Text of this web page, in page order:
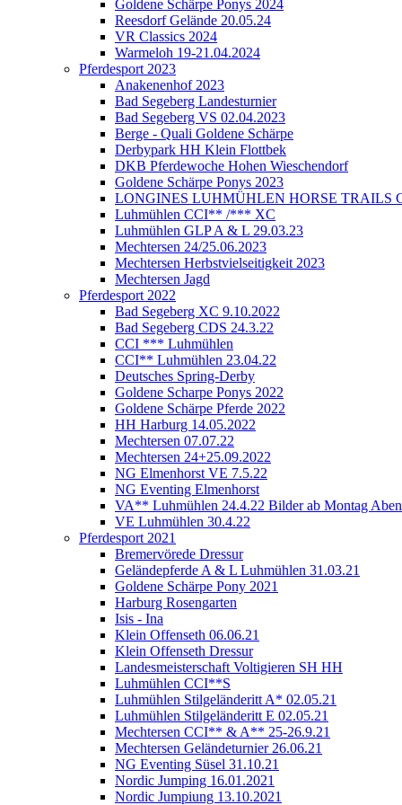
Goldene Schärpe Ponys 2024
Reesdorf Gelände 20.05.24
VR Classics 2024
Warmeloh 19-21.04.2024
Pferdesport 2023
Anakenenhof 2023
Bad Segeberg Landesturnier
Bad Segeberg VS 02.04.2023
Berge - Quali Goldene Schärpe
Derbypark HH Klein Flottbek
DKB Pferdewoche Hohen Wieschendorf
Goldene Schärpe Ponys 2023
LONGINES LUHMÜHLEN HORSE TRAILS
Luhmühlen CCI** /*** XC
Luhmühlen GLP A & L 29.03.23
Mechtersen 24/25.06.2023
Mechtersen Herbstvielseitigkeit 2023
Mechtersen Jagd
Pferdesport 2022
Bad Segeberg XC 9.10.2022
Bad Segeberg CDS 24.3.22
CCI *** Luhmühlen
CCI** Luhmühlen 23.04.22
Deutsches Spring-Derby
Goldene Scharpe Ponys 2022
Goldene Schärpe Pferde 2022
HH Harburg 14.05.2022
Mechtersen 07.07.22
Mechtersen 24+25.09.2022
NG Elmenhorst VE 7.5.22
NG Eventing Elmenhorst
VA** Luhmühlen 24.4.22 Bilder ab Montag
VE Luhmühlen 30.4.22
Pferdesport 2021
Bremervörede Dressur
Geländepferde A & L Luhmühlen 31.03.21
Goldene Schärpe Pony 2021
Harburg Rosengarten
Isis - Ina
Klein Offenseth 06.06.21
Klein Offenseth Dressur
Landesmeisterschaft Voltigieren SH HH
Luhmühlen CCI**S
Luhmühlen Stilgeländeritt A* 02.05.21
Luhmühlen Stilgeländeritt E 02.05.21
Mechtersen CCI** & A** 25-26.9.21
Mechtersen Geländeturnier 26.06.21
NG Eventing Süsel 31.10.21
Nordic Jumping 16.01.2021
Nordic Jumpiung 13.10.2021